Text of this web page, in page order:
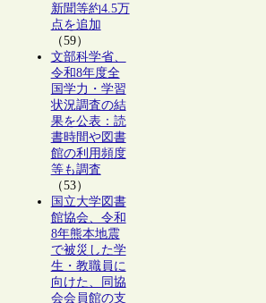
新聞等約4.5万
点を追加
（59）
文部科学省、
令和8年度全
国学力・学習
状況調査の結
果を公表：読
書時間や図書
館の利用頻度
等も調査
（53）
国立大学図書
館協会、令和
8年熊本地震
で被災した学
生・教職員に
向けた、同協
会会員館の支